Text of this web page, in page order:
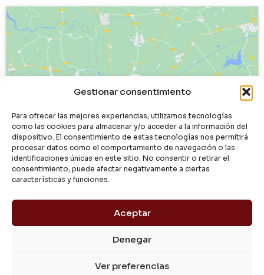
Gestionar consentimiento
Para ofrecer las mejores experiencias, utilizamos tecnologías
como las cookies para almacenar y/o acceder a la información del
dispositivo. El consentimiento de estas tecnologías nos permitirá
procesar datos como el comportamiento de navegación o las
identificaciones únicas en este sitio. No consentir o retirar el
consentimiento, puede afectar negativamente a ciertas
características y funciones.
Aceptar
Denegar
Ver preferencias
Haz clic para aceptar cookies de
Política de PrivacidadCondiciones de Uso